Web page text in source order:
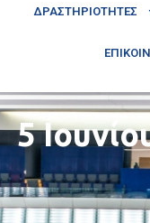
ΔΡΑΣΤΗΡΙΌΤΗΤΕΣ
5